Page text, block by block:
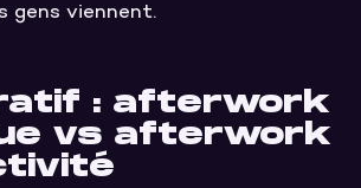
gens viennent.
: afterwork
vs afterwork